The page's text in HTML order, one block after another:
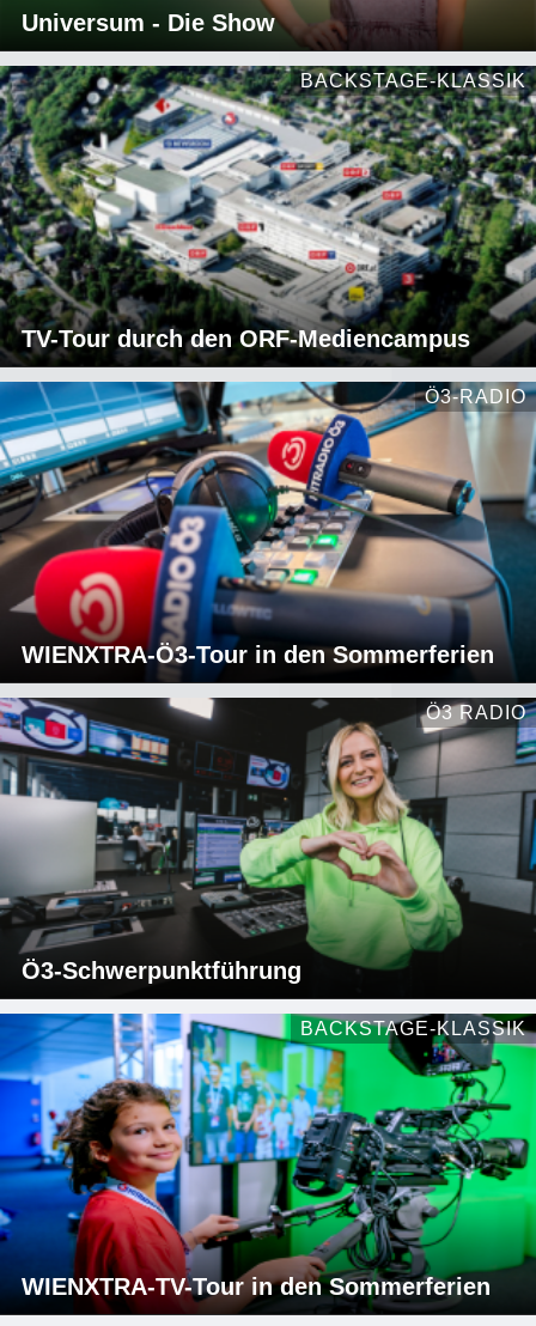
Universum - Die Show
TV-Tour durch den ORF-Mediencampus
BACKSTAGE-KLASSIK
WIENXTRA-Ö3-Tour in den Sommerferien
Ö3-RADIO
Ö3-Schwerpunktführung
Ö3 RADIO
WIENXTRA-TV-Tour in den Sommerferien
BACKSTAGE-KLASSIK